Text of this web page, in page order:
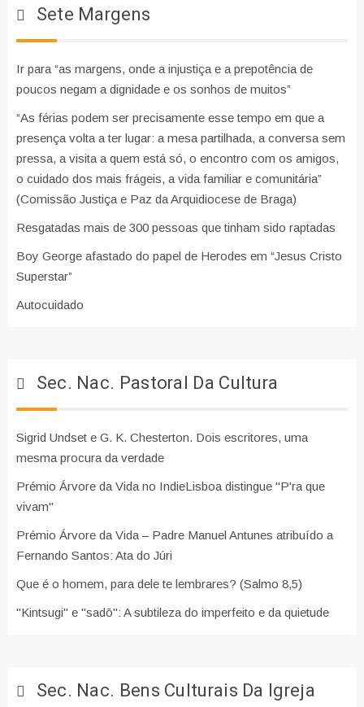
Sete Margens
Ir para “as margens, onde a injustiça e a prepotência de
poucos negam a dignidade e os sonhos de muitos”
“As férias podem ser precisamente esse tempo em que a
presença volta a ter lugar: a mesa partilhada, a conversa sem
pressa, a visita a quem está só, o encontro com os amigos,
o cuidado dos mais frágeis, a vida familiar e comunitária”
(Comissão Justiça e Paz da Arquidiocese de Braga)
Resgatadas mais de 300 pessoas que tinham sido raptadas
Boy George afastado do papel de Herodes em “Jesus Cristo
Superstar”
Autocuidado
Sec. Nac. Pastoral Da Cultura
Sigrid Undset e G. K. Chesterton. Dois escritores, uma
mesma procura da verdade
Prémio Árvore da Vida no IndieLisboa distingue "P'ra que
vivam"
Prémio Árvore da Vida – Padre Manuel Antunes atribuído a
Fernando Santos: Ata do Júri
Que é o homem, para dele te lembrares? (Salmo 8,5)
"Kintsugi" e "sadō": A subtileza do imperfeito e da quietude
Sec. Nac. Bens Culturais Da Igreja